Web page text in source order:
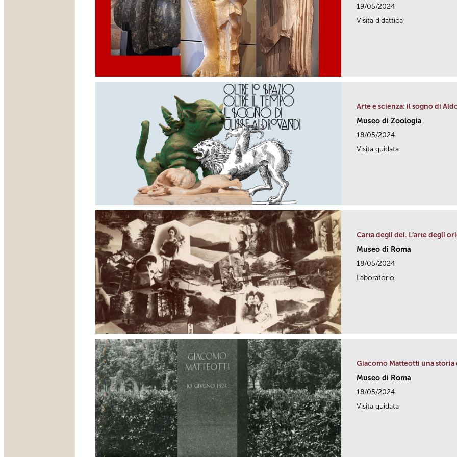
19/05/2024
Visita didattica
Arte e scienza: il sogno di
Museo di Zoologia
18/05/2024
Visita guidata
Carta degli dei. L’arte degli
Museo di Roma
18/05/2024
Laboratorio
Giacomo Matteotti una
Museo di Roma
18/05/2024
Visita guidata